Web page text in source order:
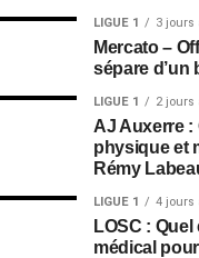
LIGUE 1 3 jours
Mercato –
sépare d’un
LIGUE 1 2 jours
AJ Auxerre :
physique et
Rémy
LIGUE 1 4 jours
LOSC :
médical